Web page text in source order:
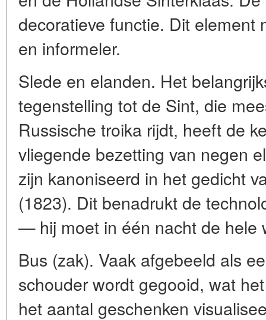
decoratieve functie. Dit element
en informeler.
Slede en elanden. Het
tegenstelling tot de Sint, die
Russische troika rijdt, heeft de
vliegende bezetting van negen
zijn kanoniseerd in het gedicht
(1823). Dit benadrukt de
— hij moet in één nacht de hele
Bus (zak). Vaak afgebeeld als
schouder wordt gegooid, wat
het aantal geschenken